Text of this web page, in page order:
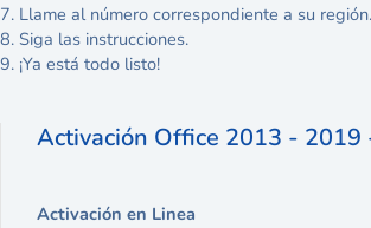
7. Llame al número correspondiente a su región.
8. Siga las instrucciones.
9. ¡Ya está todo listo!
Activación Office 2013 - 2019
Activación en Linea